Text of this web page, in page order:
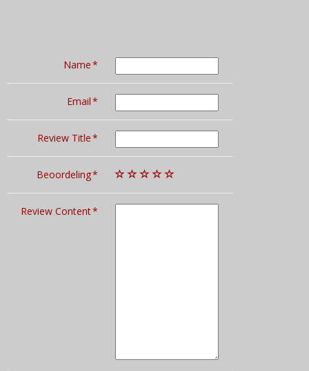
Name
Email
Review Title
Beoordeling
Review Content